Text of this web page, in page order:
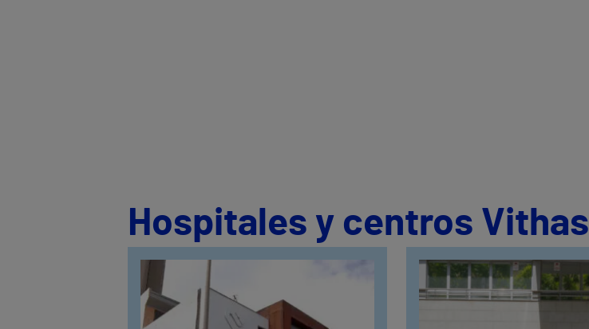
Hospitales y centros Vithas